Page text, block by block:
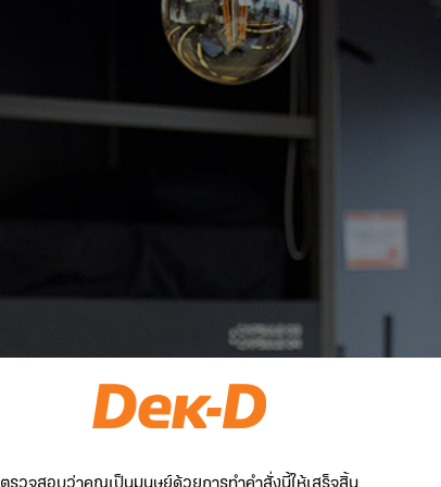
ตรวจสอบว่าคุณเป็นมนุษย์ด้วยการทำคำสั่งนี้ให้เสร็จสิ้น